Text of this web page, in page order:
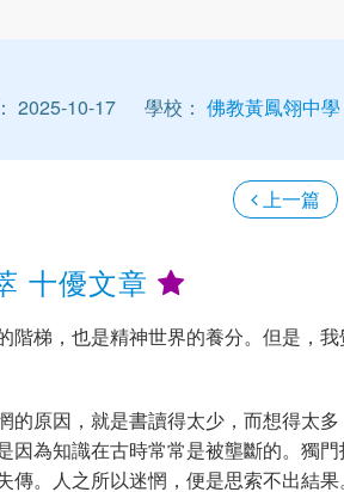
2025-10-17 學校： 佛教黃鳳翎中學
上一篇
十優文章
梯，也是精神世界的養分。但是，
的原因，就是書讀得太少，而想得太
為知識在古時常常是被壟斷的。獨
。人之所以迷惘，便是思索不出結